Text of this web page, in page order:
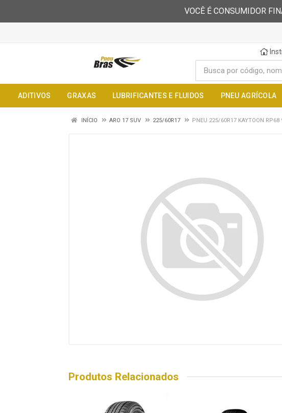
VOCÊ É CONSUMIDOR
ADITIVOS GRAXAS LUBRIFICANTES E FLUIDOS PNEU AGRÍCOLA
INÍCIO ARO 17 SUV 225/60R17 PNEU 225/60R17 KAYTOON RP68
Produtos Relacionados